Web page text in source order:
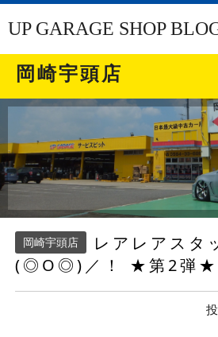
UP GARAGE SHOP
岡崎宇頭店
岡崎宇頭店
レアレアスタ
(◎O◎)／！ ★第2弾★